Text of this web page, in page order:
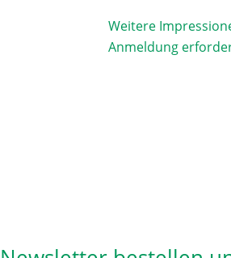
Weitere
Anmeldung